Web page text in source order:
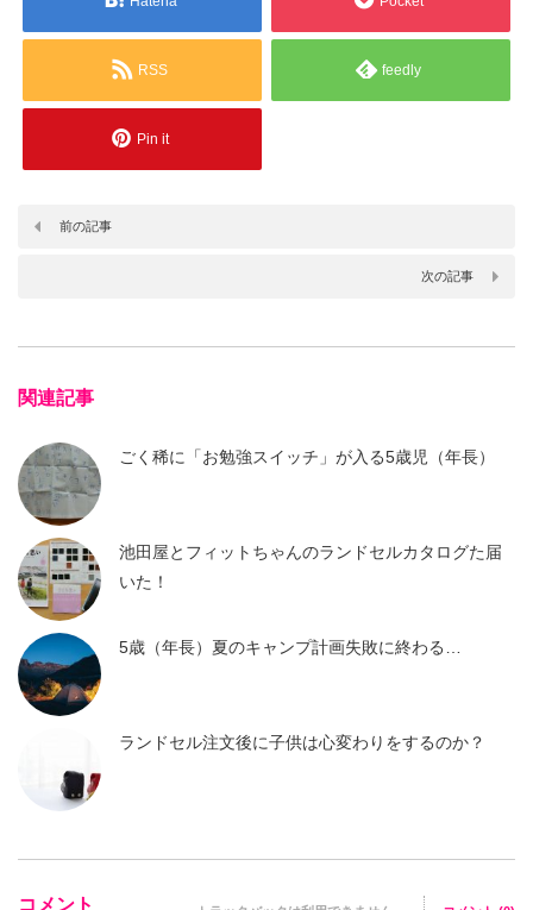
RSS feedly
Pin it
前の記事
次の記事
関連記事
ごく稀に「お勉強スイッチ」が入る5歳児（年長）
池田屋とフィットちゃんのランドセルカタログた届
いた！
5歳（年長）夏のキャンプ計画失敗に終わる…
ランドセル注文後に子供は心変わりをするのか？
コメント